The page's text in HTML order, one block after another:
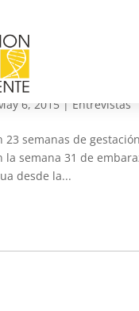
he
6, 2015 | Entrevistas
23 semanas de
la semana 31 de
desde la...